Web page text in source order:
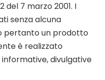
del 7 marzo 2001. I
senza alcuna
pertanto un prodotto
è realizzato
divulgative